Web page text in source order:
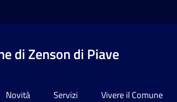
di Zenson di Piave
Novità Servizi Vivere il Comune